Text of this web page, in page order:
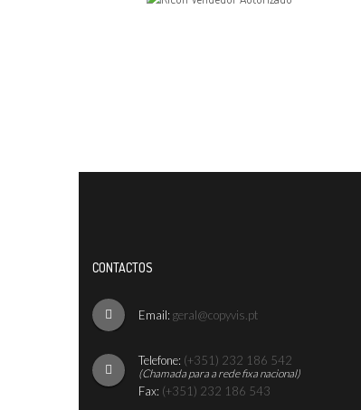
CONTACTOS
Email: geral@copyvis.pt
Telefone: (+351) 232 186 542
(Chamada para a rede fixa nacional)
Fax: (+351) 232 186 543